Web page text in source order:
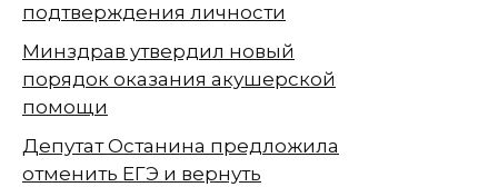
подтверждения личности
Минздрав утвердил новый
порядок оказания акушерской
помощи
Депутат Останина предложила
отменить ЕГЭ и вернуть